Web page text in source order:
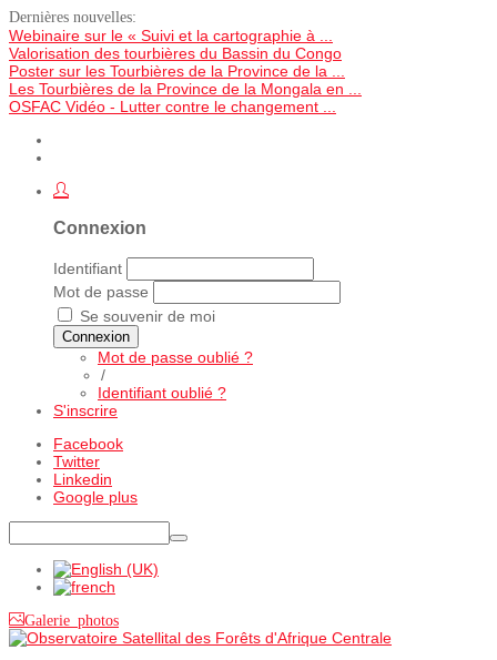
Dernières nouvelles:
Webinaire sur le « Suivi et la cartographie à ...
Valorisation des tourbières du Bassin du Congo
Poster sur les Tourbières de la Province de la ...
Les Tourbières de la Province de la Mongala en ...
OSFAC Vidéo - Lutter contre le changement ...
Connexion
Identifiant
Mot de passe
Se souvenir de moi
Connexion
Mot de passe oublié ?
/
Identifiant oublié ?
S'inscrire
Facebook
Twitter
Linkedin
Google plus
Galerie photos